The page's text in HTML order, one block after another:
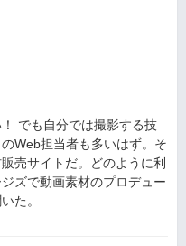
でも自分では撮影する技
Web担当者も多いはず。そ
売サイトだ。どのように利
ズで動画素材のプロデュー
た。